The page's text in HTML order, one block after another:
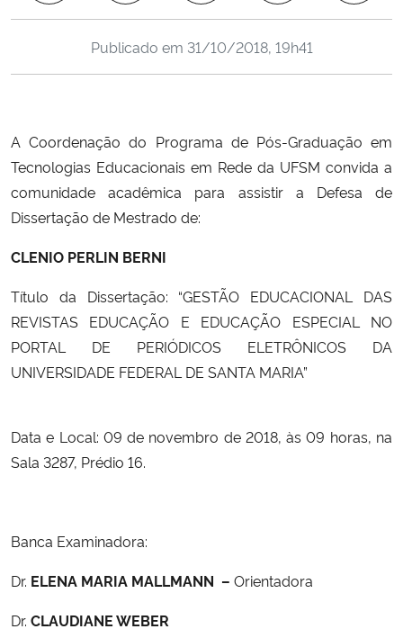
Ministério do Turismo
Ministério do Desenvolvimento Regional
Controladoria-Geral da União
Secretaria-Geral
Gabinete de Segurança Institucional
Advocacia-Geral da União
Publicado em 31/10/2018, 19h41
A Coordenação do Programa de Pós-Graduação em
Tecnologias Educacionais em Rede da UFSM convida a
comunidade acadêmica para assistir a Defesa de
Dissertação de Mestrado de:
CLENIO PERLIN BERNI
Título da Dissertação: “GESTÃO EDUCACIONAL DAS
REVISTAS EDUCAÇÃO E EDUCAÇÃO ESPECIAL NO
PORTAL DE PERIÓDICOS ELETRÔNICOS DA
UNIVERSIDADE FEDERAL DE SANTA MARIA”
Data e Local: 09 de novembro de 2018, às 09 horas, na
Sala 3287, Prédio 16.
Banca Examinadora:
Dr. ELENA MARIA MALLMANN – Orientadora
Dr. CLAUDIANE WEBER